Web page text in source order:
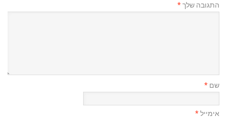
התגובה שלך*
שם *
אימייל*